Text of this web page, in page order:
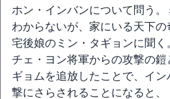
ホン・インバンについて問う
わからないが、家にいる天下
宅後娘のミン・タギョンに聞
チェ・ヨン将軍からの攻撃の
ギョムを追放したことで、イ
撃にさらされることになると